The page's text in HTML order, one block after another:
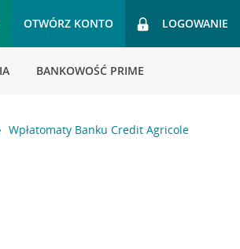
OTWÓRZ KONTO LOGOWANIE
BANKOWOŚĆ PRIME
Wpłatomaty Banku Credit Agricole